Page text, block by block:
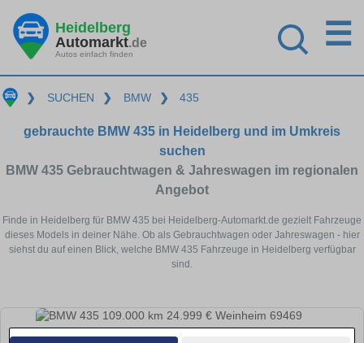
Heidelberg
Automarkt.de
Autos einfach finden
☰
❯ SUCHEN ❯ BMW ❯ 435
gebrauchte BMW 435 in Heidelberg und im Umkreis
suchen
BMW 435 Gebrauchtwagen & Jahreswagen im regionalen
Angebot
Finde in Heidelberg für BMW 435 bei Heidelberg-Automarkt.de gezielt Fahrzeuge
dieses Models in deiner Nähe. Ob als Gebrauchtwagen oder Jahreswagen - hier
siehst du auf einen Blick, welche BMW 435 Fahrzeuge in Heidelberg verfügbar
sind.